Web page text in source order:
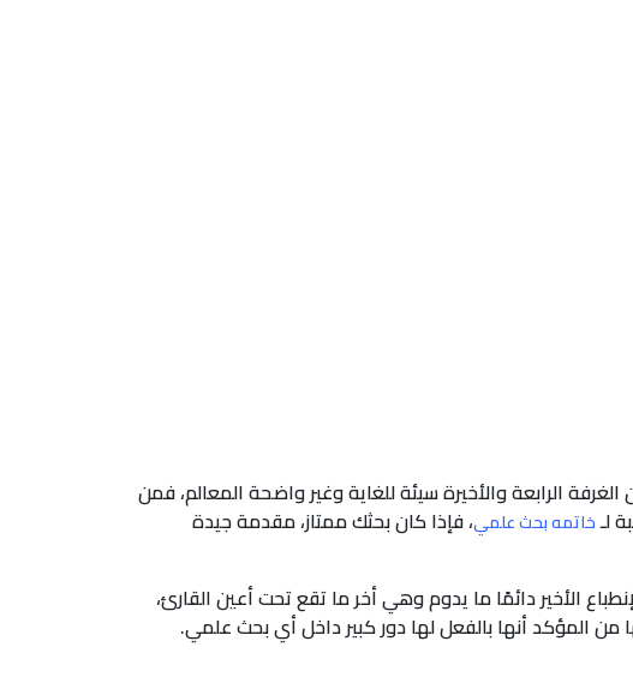
الغرفة الرابعة والأخيرة سيئة للغاية وغير واضحة المعالم، فمن
لـخاتمه بحث علمي، فإذا كان بحثك ممتاز، مقدمة جيدة
الأخير دائمًا ما يدوم وهي أخر ما تقع تحت أعين القارئ،
من المؤكد أنها بالفعل لها دور كبير داخل أي بحث علمي.